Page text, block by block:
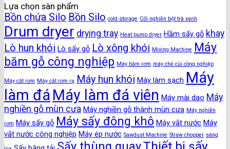
Lựa chọn sàn phẩm
Bồn chứa Silo Bồn Silo cold storage Cối nghiền bột trà xanh
Drum dryer drying tray Heat pump dryer Hầm sấy gỗ khay
Lò hun khói Lò sấy gỗ Lò xông khói Mixing Machine Máy
băm gỗ công nghiệp Máy băm rơm máy chẻ củi công nghiệp
Máy cắt rơm Máy cắt rơm rạ Máy hun khói Máy làm sạch Máy
làm đá Máy làm đá viên Máy mài dao Máy
nghiền gỗ mùn cưa Máy nghiền gỗ thành mùn cưa Máy nghiền
rơm Máy sấy gỗ Máy sấy đông khô Máy vắt nước Máy
vắt nước công nghiệp Máy ép nước Sawdust Machine Straw chopper sàng
Thiết bị sấy